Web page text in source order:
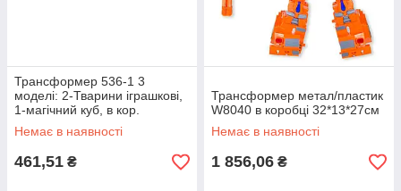
Трансформер 536-1 3
моделі: 2-Тварини іграшкові,
1-магічний куб, в кор.
30*8*23см
Немає в наявності
461,51 ₴
Трансформер метал/пластик
W8040 в коробці 32*13*27см
Немає в наявності
1 856,06 ₴